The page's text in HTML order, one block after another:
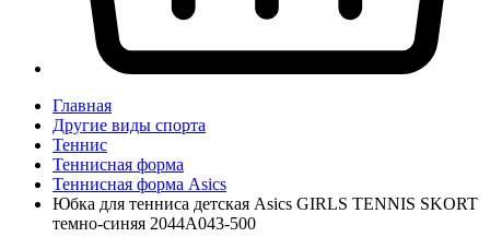
Главная
Другие виды спорта
Теннис
Теннисная форма
Теннисная форма Asics
Юбка для тенниса детская Asics GIRLS TENNIS SKORT
темно-синяя 2044A043-500